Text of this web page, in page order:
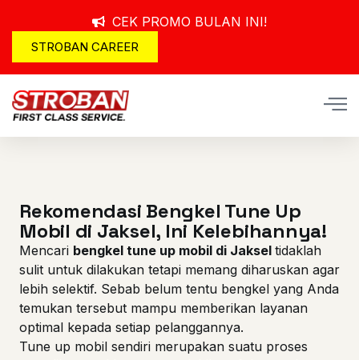
CEK PROMO BULAN INI!
STROBAN CAREER
Rekomendasi Bengkel Tune Up
Mobil di Jaksel, Ini Kelebihannya!
Mencari bengkel tune up mobil di Jaksel tidaklah
sulit untuk dilakukan tetapi memang diharuskan agar
lebih selektif. Sebab belum tentu bengkel yang Anda
temukan tersebut mampu memberikan layanan
optimal kepada setiap pelanggannya.
Tune up mobil sendiri merupakan suatu proses